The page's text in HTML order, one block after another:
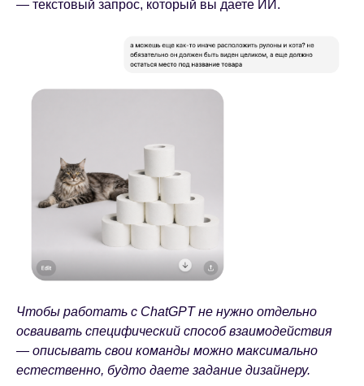
— текстовый запрос, который вы даете ИИ.
Чтобы работать с ChatGPT не нужно отдельно
осваивать специфический способ взаимодействия
— описывать свои команды можно максимально
естественно, будто даете задание дизайнеру.